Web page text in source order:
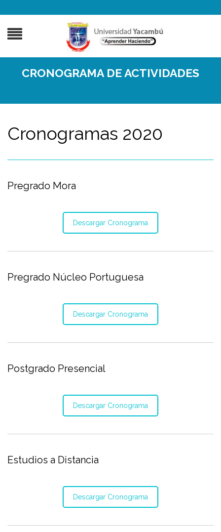
CRONOGRAMA DE ACTIVIDADES
Cronogramas 2020
Pregrado Mora
Descargar Cronograma
Pregrado Núcleo Portuguesa
Descargar Cronograma
Postgrado Presencial
Descargar Cronograma
Estudios a Distancia
Descargar Cronograma